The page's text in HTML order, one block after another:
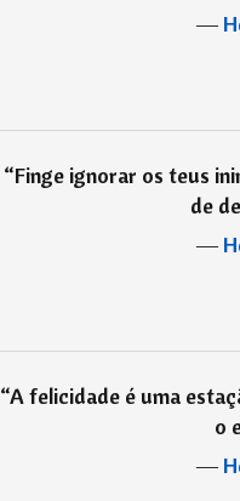
―
“Finge ignorar os teus
de
―
“A felicidade é uma
o
―